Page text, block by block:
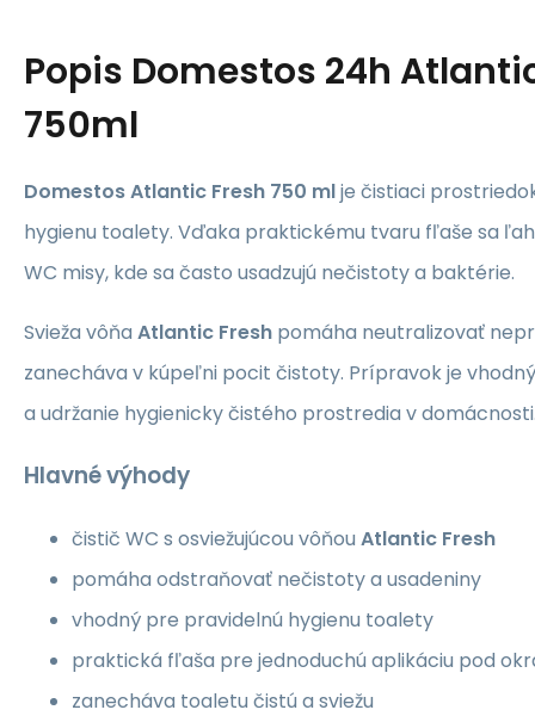
Popis Domestos 24h
750ml
Domestos Atlantic Fresh 750 mlje čistiaci
hygienu toalety. Vďaka praktickému tvaru fľaše sa
WC misy, kde sa často usadzujú nečistoty a baktérie.
Svieža vôňa Atlantic Fresh pomáha neutralizovať
zanecháva v kúpeľni pocit čistoty. Prípravok je
a udržanie hygienicky čistého prostredia v
Hlavné výhody
čistič WC s osviežujúcou vôňou Atlantic Fresh
pomáha odstraňovať nečistoty a usadeniny
vhodný pre pravidelnú hygienu toalety
praktická fľaša pre jednoduchú aplikáciu pod
zanecháva toaletu čistú a sviežu